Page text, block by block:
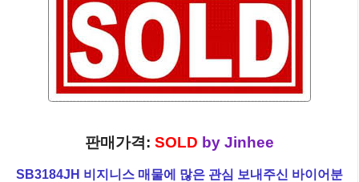
판매가격: SOLD by Jinhee
SB3184JH 비지니스 매물에 많은 관심 보내주신 바이어분